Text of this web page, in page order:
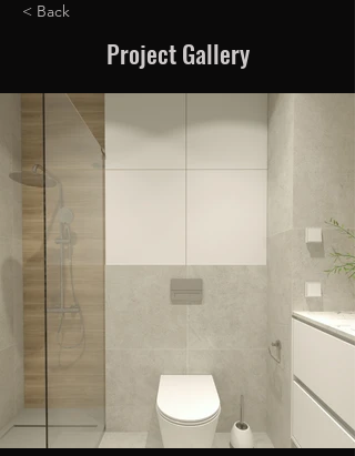
< Back
Project Gallery